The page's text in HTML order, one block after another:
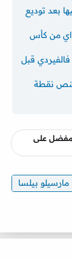
بعد توديع
من كأس
قبل
نقطة
مفضل على
مارسيلو بيلسا